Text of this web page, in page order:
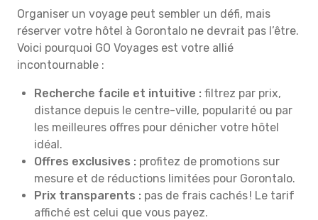
Organiser un voyage peut sembler un défi, mais
réserver votre hôtel à Gorontalo ne devrait pas l’être.
Voici pourquoi GO Voyages est votre allié
incontournable :
Recherche facile et intuitive : filtrez par prix,
distance depuis le centre-ville, popularité ou par
les meilleures offres pour dénicher votre hôtel
idéal.
Offres exclusives : profitez de promotions sur
mesure et de réductions limitées pour Gorontalo.
Prix transparents : pas de frais cachés ! Le tarif
affiché est celui que vous payez.